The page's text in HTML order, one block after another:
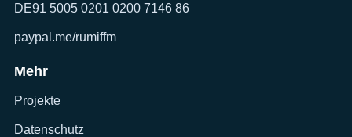
DE91 5005 0201 0200 7146 86
paypal.me/rumiffm
Mehr
Projekte
Datenschutz